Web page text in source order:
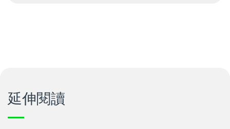
延伸閱讀